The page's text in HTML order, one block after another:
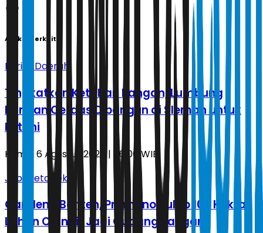
Artikel Terkait
Berita Daerah
Tingkatkan Ketahan Pangan, Lumbung
Pangan Cerdas Dibangun di Sleman untuk
Petani
Kamis, 6 Agustus 2026 | 06.00 WIB
Jabodetabek
Gandeng Banten, Pramono Sulap 100 Hektar
Lahan Ciangir Jadi Gudang Pangan